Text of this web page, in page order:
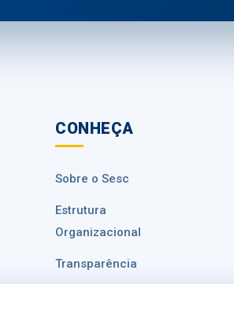
CONHEÇA
Sobre o Sesc
Estrutura
Organizacional
Transparência